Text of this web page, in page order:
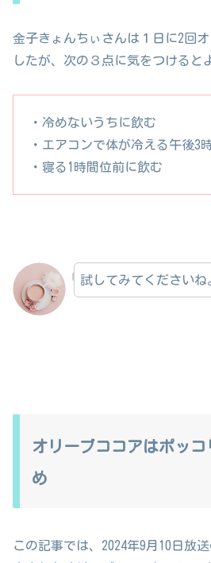
金子きょんちぃさんは１日に2回
したが、次の３点に気をつけると
・冷めないうちに飲む
・エアコンで体が冷える午後3
・寝る1時間位前に飲む
試してみてくださいね
オリーブココアはポッ
め
この記事では、2024年9月10日放